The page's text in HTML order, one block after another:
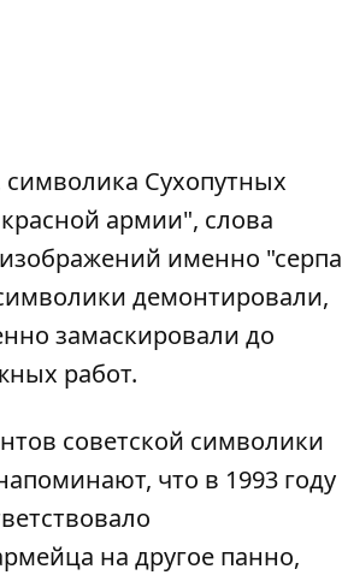
Сухопутных
армии", слова
именно "серпа
демонтировали,
замаскировали до
работ.
советской символики
что в 1993 году
на другое панно,